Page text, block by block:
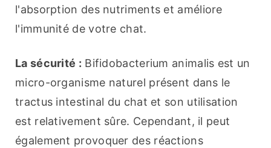
l'absorption des nutriments et améliore
l'immunité de votre chat.
La sécurité : Bifidobacterium animalis est un
micro-organisme naturel présent dans le
tractus intestinal du chat et son utilisation
est relativement sûre. Cependant, il peut
également provoquer des réactions